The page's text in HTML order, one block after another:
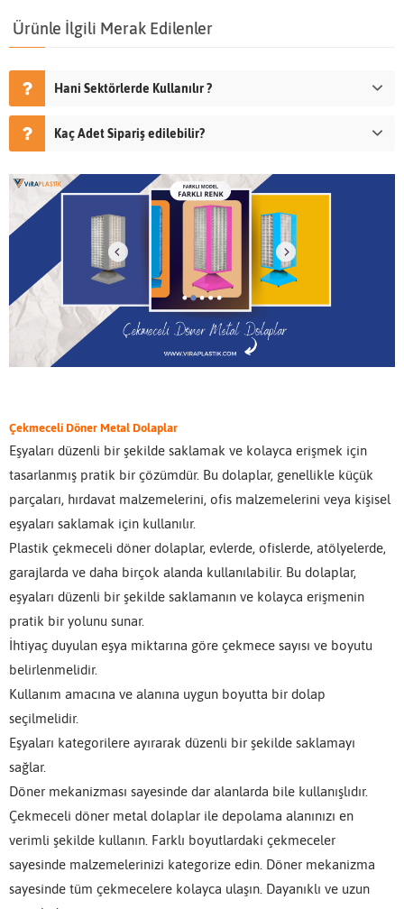
Ürünle İlgili Merak Edilenler
Hani Sektörlerde Kullanılır ?
Kaç Adet Sipariş edilebilir?
Çekmeceli Döner Metal Dolaplar
Eşyaları düzenli bir şekilde saklamak ve kolayca erişmek için
tasarlanmış pratik bir çözümdür. Bu dolaplar, genellikle küçük
parçaları, hırdavat malzemelerini, ofis malzemelerini veya kişisel
eşyaları saklamak için kullanılır.
Plastik çekmeceli döner dolaplar, evlerde, ofislerde, atölyelerde,
garajlarda ve daha birçok alanda kullanılabilir. Bu dolaplar,
eşyaları düzenli bir şekilde saklamanın ve kolayca erişmenin
pratik bir yolunu sunar.
İhtiyaç duyulan eşya miktarına göre çekmece sayısı ve boyutu
belirlenmelidir.
Kullanım amacına ve alanına uygun boyutta bir dolap
seçilmelidir.
Eşyaları kategorilere ayırarak düzenli bir şekilde saklamayı
sağlar.
Döner mekanizması sayesinde dar alanlarda bile kullanışlıdır.
Çekmeceli döner metal dolaplar ile depolama alanınızı en
verimli şekilde kullanın. Farklı boyutlardaki çekmeceler
sayesinde malzemelerinizi kategorize edin. Döner mekanizma
sayesinde tüm çekmecelere kolayca ulaşın. Dayanıklı ve uzun